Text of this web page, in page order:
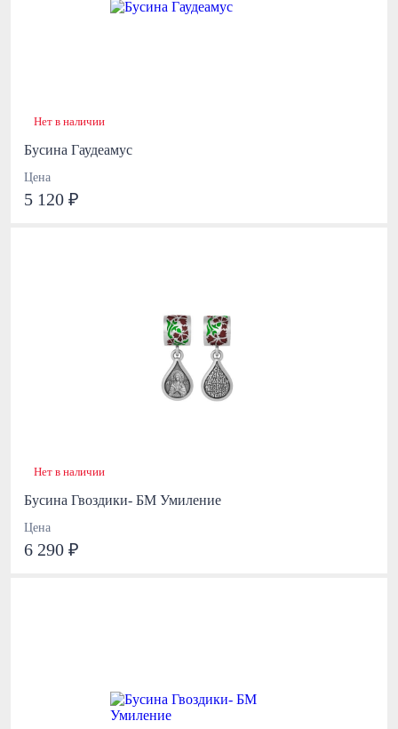
Нет в наличии
Бусина Гаудеамус
Цена
5 120 ₽
Нет в наличии
Бусина Гвоздики- БМ Умиление
Цена
6 290 ₽